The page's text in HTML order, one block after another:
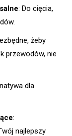
: Do cięcia,
żeby
przewodów, nie
dla
:
najlepszy